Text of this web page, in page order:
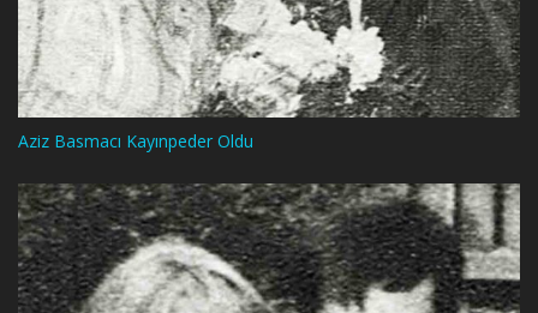
Aziz Basmacı Kayınpeder Oldu